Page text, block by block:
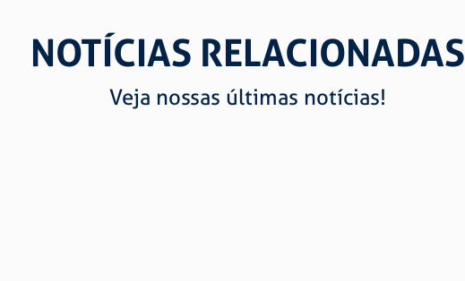
NOTÍCIAS RELACIONADAS
Veja nossas últimas notícias!